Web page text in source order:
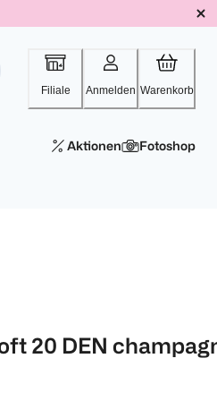
Filiale Anmelden Warenkorb
Aktionen Fotoshop
20 DEN